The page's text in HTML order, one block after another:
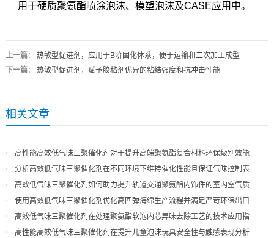
用于硬质聚氨酯喷涂泡沫、模塑泡沫及CASE应用中。
上一篇： 热敏型促进剂，应用于B阶固化体系，便于运输和二次加工成型
下一篇： 热敏型促进剂，赋予胶粘剂优异的粘结强度和抗冲击性能
相关文章
高性能高效低气味三聚催化剂对于提升高端聚氨酯复合材料环保级别效能
分析高效低气味三聚催化剂在不同环境下维持催化性能且保证气味控制表
现
高效低气味三聚催化剂如何助力提升轨道交通聚氨酯内饰件的室内空气质
量
使用高效低气味三聚催化剂优化高回弹海绵生产流程并满足严苛环保出口
高效低气味三聚催化剂在处理聚氨酯软泡内芯异味去除工艺的技术应用指
导
高性能高效低气味三聚催化剂在提升儿童泡沫玩具安全性与触感表现分析